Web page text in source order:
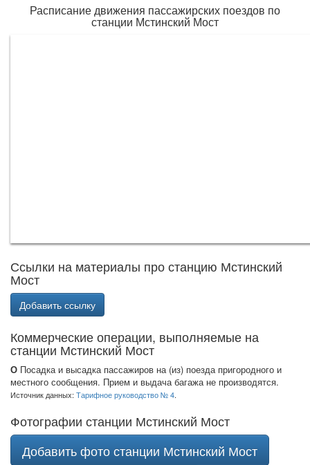
Расписание движения пассажирских поездов по
станции Мстинский Мост
Ссылки на материалы про станцию Мстинский
Мост
Добавить ссылку
Коммерческие операции, выполняемые на
станции Мстинский Мост
О Посадка и высадка пассажиров на (из) поезда пригородного и
местного сообщения. Прием и выдача багажа не производятся.
Источник данных: Тарифное руководство № 4.
Фотографии станции Мстинский Мост
Добавить фото станции Мстинский Мост